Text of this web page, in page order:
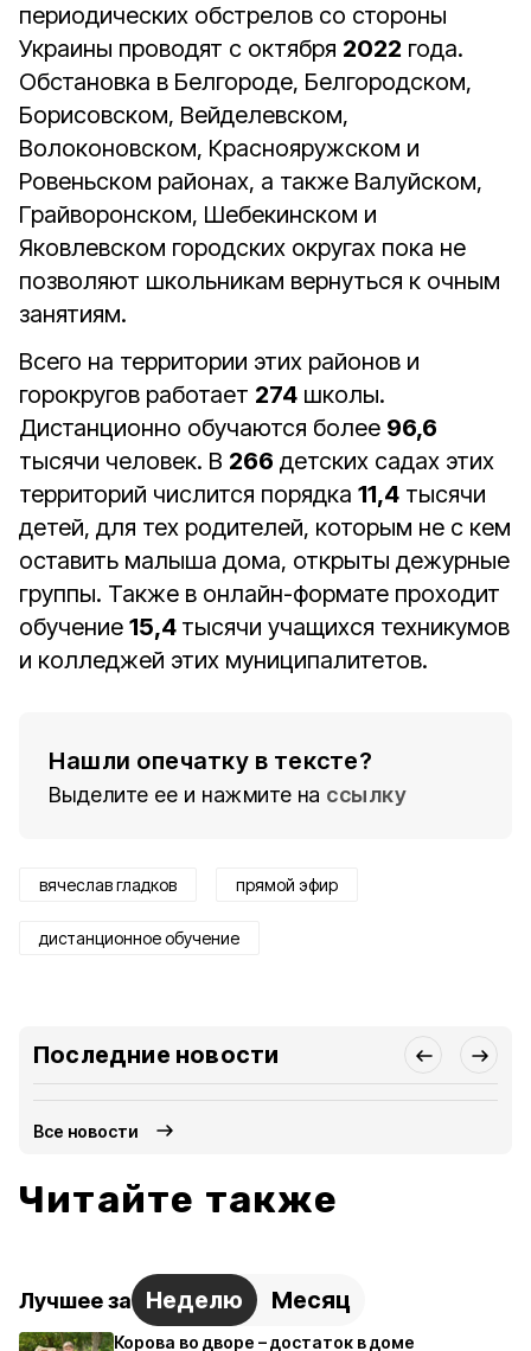
периодических обстрелов со стороны
Украины проводят с октября 2022 года.
Обстановка в Белгороде, Белгородском,
Борисовском, Вейделевском,
Волоконовском, Краснояружском и
Ровеньском районах, а также Валуйском,
Грайворонском, Шебекинском и
Яковлевском городских округах пока не
позволяют школьникам вернуться к очным
занятиям.
Всего на территории этих районов и
горокругов работает 274 школы.
Дистанционно обучаются более 96,6
тысячи человек. В 266 детских садах этих
территорий числится порядка 11,4 тысячи
детей, для тех родителей, которым не с кем
оставить малыша дома, открыты дежурные
группы. Также в онлайн-формате проходит
обучение 15,4 тысячи учащихся техникумов
и колледжей этих муниципалитетов.
Нашли опечатку в тексте?
Выделите ее и нажмите на ссылку
вячеслав гладков прямой эфир
дистанционное обучение
Последние новости
Все новости
Читайте также
Лучшее за Неделю Месяц
Корова во дворе – достаток в доме